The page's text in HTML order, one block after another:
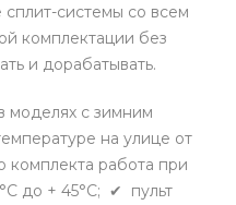
системы со всем
комплектации без
и дорабатывать.
моделях с зимним
на улице от
комплекта работа при
до + 45°С; ✔ пульт